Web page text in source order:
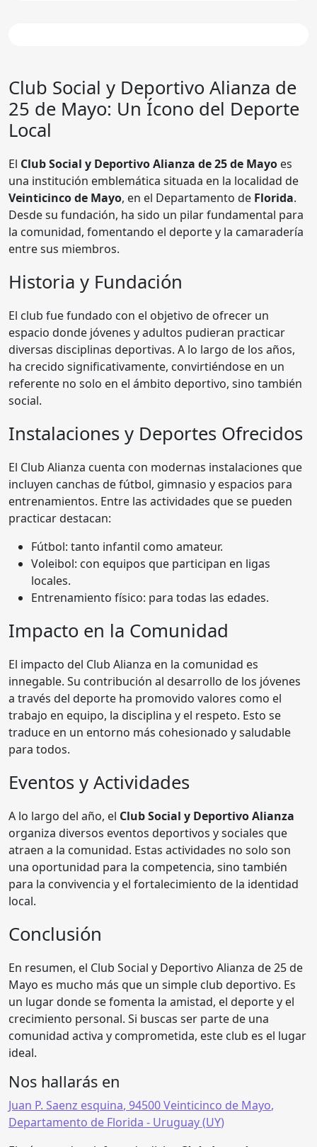
Club Social y Deportivo Alianza de
25 de Mayo: Un Ícono del Deporte
Local
El Club Social y Deportivo Alianza de 25 de Mayo es
una institución emblemática situada en la localidad de
Veinticinco de Mayo, en el Departamento de Florida.
Desde su fundación, ha sido un pilar fundamental para
la comunidad, fomentando el deporte y la camaradería
entre sus miembros.
Historia y Fundación
El club fue fundado con el objetivo de ofrecer un
espacio donde jóvenes y adultos pudieran practicar
diversas disciplinas deportivas. A lo largo de los años,
ha crecido significativamente, convirtiéndose en un
referente no solo en el ámbito deportivo, sino también
social.
Instalaciones y Deportes Ofrecidos
El Club Alianza cuenta con modernas instalaciones que
incluyen canchas de fútbol, gimnasio y espacios para
entrenamientos. Entre las actividades que se pueden
practicar destacan:
Fútbol: tanto infantil como amateur.
Voleibol: con equipos que participan en ligas
locales.
Entrenamiento físico: para todas las edades.
Impacto en la Comunidad
El impacto del Club Alianza en la comunidad es
innegable. Su contribución al desarrollo de los jóvenes
a través del deporte ha promovido valores como el
trabajo en equipo, la disciplina y el respeto. Esto se
traduce en un entorno más cohesionado y saludable
para todos.
Eventos y Actividades
A lo largo del año, el Club Social y Deportivo Alianza
organiza diversos eventos deportivos y sociales que
atraen a la comunidad. Estas actividades no solo son
una oportunidad para la competencia, sino también
para la convivencia y el fortalecimiento de la identidad
local.
Conclusión
En resumen, el Club Social y Deportivo Alianza de 25 de
Mayo es mucho más que un simple club deportivo. Es
un lugar donde se fomenta la amistad, el deporte y el
crecimiento personal. Si buscas ser parte de una
comunidad activa y comprometida, este club es el lugar
ideal.
Nos hallarás en
Juan P. Saenz esquina, 94500 Veinticinco de Mayo,
Departamento de Florida - Uruguay (UY)